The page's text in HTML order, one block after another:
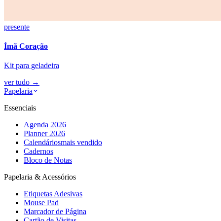
presente
Ímã Coração
Kit para geladeira
ver tudo →
Papelaria
Essenciais
Agenda 2026
Planner 2026
Calendáriosmais vendido
Cadernos
Bloco de Notas
Papelaria & Acessórios
Etiquetas Adesivas
Mouse Pad
Marcador de Página